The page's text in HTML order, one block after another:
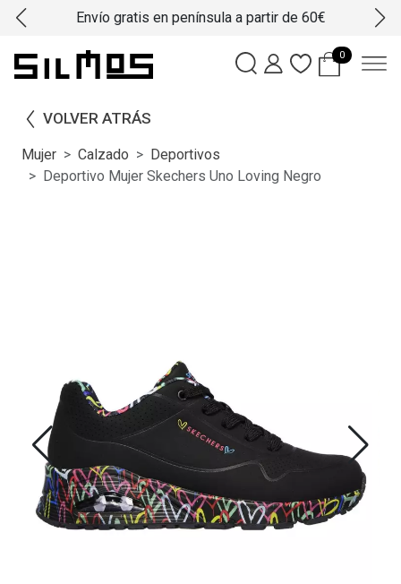
Envío gratis en península a partir de 60€
0
VOLVER ATRÁS
Mujer Calzado
Deportivos
Deportivo Mujer Skechers Uno Loving Negro